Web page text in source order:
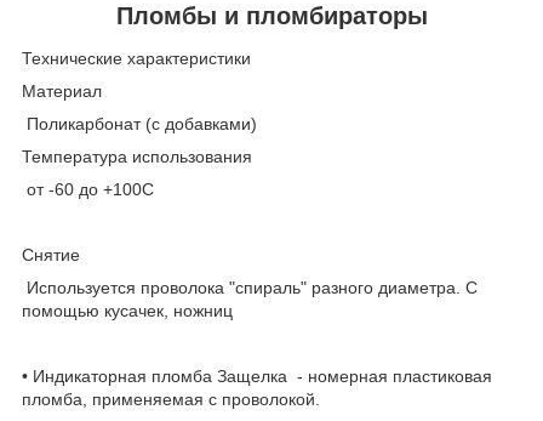
Пломбы и пломбираторы
Технические характеристики
Материал
Поликарбонат (с добавками)
Температура использования
от -60 до +100С
Снятие
Используется проволока "спираль" разного диаметра. С
помощью кусачек, ножниц
• Индикаторная пломба Защелка - номерная пластиковая
пломба, применяемая с проволокой.